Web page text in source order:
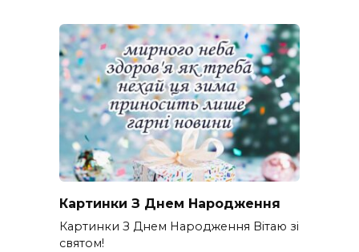
Картинки З Днем Народження
Картинки З Днем Народження Вітаю зі
святом!